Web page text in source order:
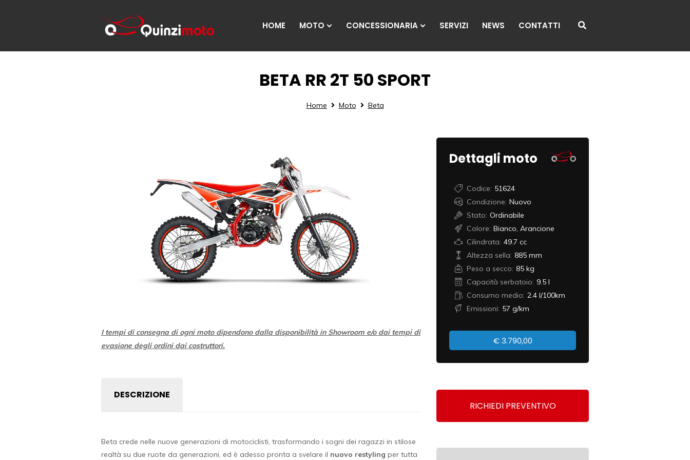
HOME MOTO CONCESSIONARIA SERVIZI NEWS CONTATTI
BETA RR 2T 50 SPORT
Home Moto Beta
I tempi di consegna di ogni moto dipendono dalla disponibilità in Showroom e/o dai tempi di
evasione degli ordini dai costruttori.
DESCRIZIONE
Beta crede nelle nuove generazioni di motociclisti, trasformando i sogni dei ragazzi in stilose
realtà su due ruote da generazioni, ed è adesso pronta a svelare il nuovo restyling per tutta
Dettagli moto
Codice: 51624
Condizione: Nuovo
Stato: Ordinabile
Colore: Bianco, Arancione
Cilindrata: 49.7 cc
Altezza sella: 885 mm
Peso a secco: 85 kg
Capacità serbatoio: 9.5 l
Consumo medio: 2.4 l/100km
Emissioni: 57 g/km
€3.790,00
RICHIEDI PREVENTIVO